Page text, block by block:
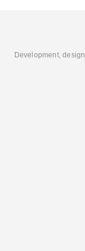
Development,